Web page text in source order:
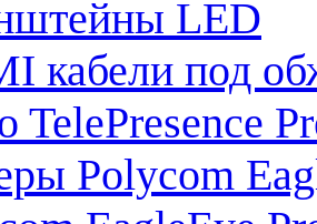
LED
кабели под
TelePresence
Polycom